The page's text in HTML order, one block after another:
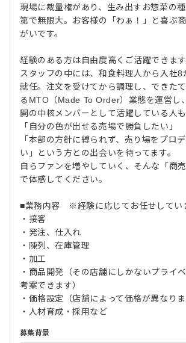
現場に裁量権があり、生み出すお惣菜の
第で無限大。お客様の「わぁ！」と喜ぶ
がいです。
経験のある方は自由度高くご活躍できます
スタッフの中には、和食料理人から入社8
就任。注文を受けてから調理し、できた
るMTO（Made To Order）業態を運営し
開の中核メンバーとして活躍している人も
「自分の色が出せる売場で勝負したい」
「本部の方針に縛られず、売り場をプロ
い」という方との出会いを待ってます。
自らファンを増やしていく、そんな「商
で体感してください。
■業務内容 ※経験に応じてお任せしてい
・接客
・発注、仕入れ
・陳列、在庫管理
・加工
・商品開発（その店舗にしかないプライ
考案できます）
・価格設定（店舗によって価格が異なりま
・人材育成・採用など
募集背景